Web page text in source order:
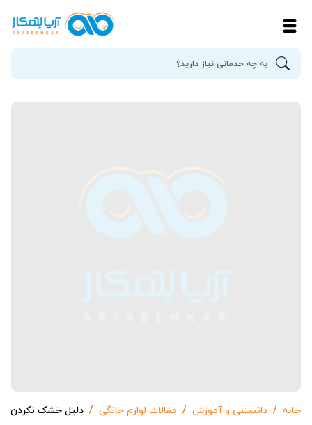
خانه دانستنی و آموزش مقالات لوازم خانگی دلیل خشک نکردن